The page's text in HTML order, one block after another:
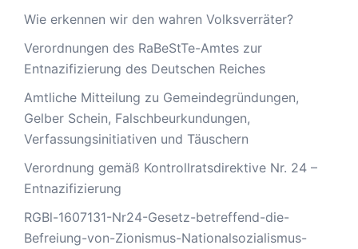
Wie erkennen wir den wahren Volksverräter?
Verordnungen des RaBeStTe-Amtes zur
Entnazifizierung des Deutschen Reiches
Amtliche Mitteilung zu Gemeindegründungen,
Gelber Schein, Falschbeurkundungen,
Verfassungsinitiativen und Täuschern
Verordnung gemäß Kontrollratsdirektive Nr. 24 –
Entnazifizierung
RGBl-1607131-Nr24-Gesetz-betreffend-die-
Befreiung-von-Zionismus-Nationalsozialismus-